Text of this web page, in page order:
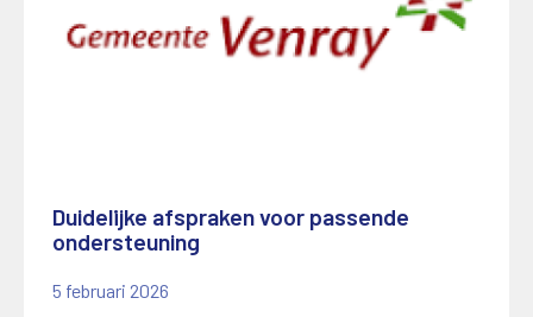
Duidelijke afspraken voor passende
ondersteuning
5 februari 2026